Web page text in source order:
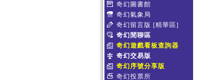
奇幻圖書館
奇幻氣象局
奇幻留言版 [精華區]
奇幻閒聊區
奇幻遊戲看板查詢器
奇幻交易版
奇幻序號分享版
奇幻投票所